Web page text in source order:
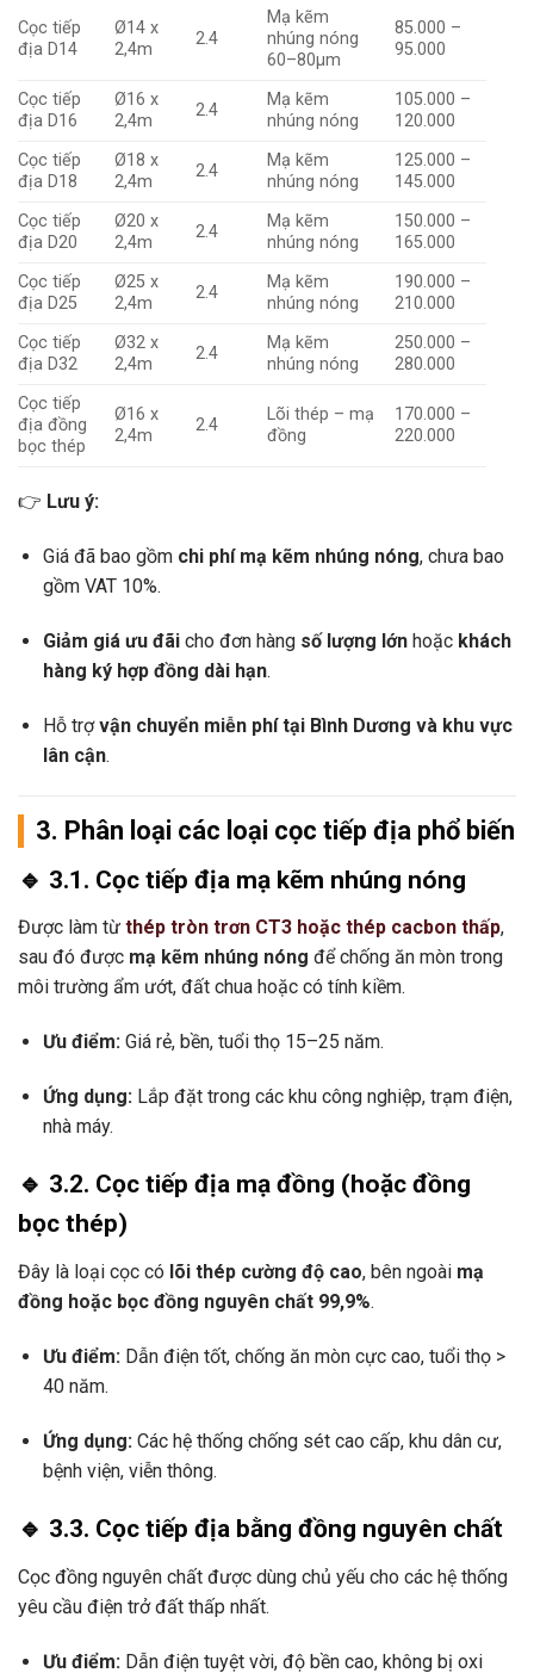
Cọc tiếp
địa D14
Ø14 x
2,4m
2.4
Mạ kẽm
nhúng nóng
60–80µm
85.000 –
95.000
Cọc tiếp
địa D16
Ø16 x
2,4m
2.4
Mạ kẽm
nhúng nóng
105.000 –
120.000
Cọc tiếp
địa D18
Ø18 x
2,4m
2.4
Mạ kẽm
nhúng nóng
125.000 –
145.000
Cọc tiếp
địa D20
Ø20 x
2,4m
2.4
Mạ kẽm
nhúng nóng
150.000 –
165.000
Cọc tiếp
địa D25
Ø25 x
2,4m
2.4
Mạ kẽm
nhúng nóng
190.000 –
210.000
Cọc tiếp
địa D32
Ø32 x
2,4m
2.4
Mạ kẽm
nhúng nóng
250.000 –
280.000
Cọc tiếp
địa đồng
bọc thép
Ø16 x
2,4m
2.4
Lõi thép – mạ
đồng
170.000 –
220.000
👉 Lưu ý:
Giá đã bao gồm chi phí mạ kẽm nhúng nóng, chưa bao
gồm VAT 10%.
Giảm giá ưu đãicho đơn hàng số lượng lớnhoặc khách
hàng ký hợp đồng dài hạn.
Hỗ trợvận chuyển miễn phí tại Bình Dương và khu vực
lân cận.
3. Phân loại các loại cọc tiếp địa phổ biến
🔹 3.1. Cọc tiếp địa mạ kẽm nhúng nóng
Được làm từ thép tròn trơn CT3 hoặc thép cacbon thấp,
sau đó được mạ kẽm nhúng nóng để chống ăn mòn trong
môi trường ẩm ướt, đất chua hoặc có tính kiềm.
Ưu điểm:Giá rẻ, bền, tuổi thọ 15–25 năm.
Ứng dụng:Lắp đặt trong các khu công nghiệp, trạm điện,
nhà máy.
🔹 3.2. Cọc tiếp địa mạ đồng (hoặc đồng
bọc thép)
Đây là loại cọc có lõi thép cường độ cao, bên ngoài mạ
đồng hoặc bọc đồng nguyên chất 99,9%.
Ưu điểm:Dẫn điện tốt, chống ăn mòn cực cao, tuổi thọ >
40 năm.
Ứng dụng:Các hệ thống chống sét cao cấp, khu dân cư,
bệnh viện, viễn thông.
🔹 3.3. Cọc tiếp địa bằng đồng nguyên chất
Cọc đồng nguyên chất được dùng chủ yếu cho các hệ thống
yêu cầu điện trở đất thấp nhất.
Ưu điểm:Dẫn điện tuyệt vời, độ bền cao, không bị oxi